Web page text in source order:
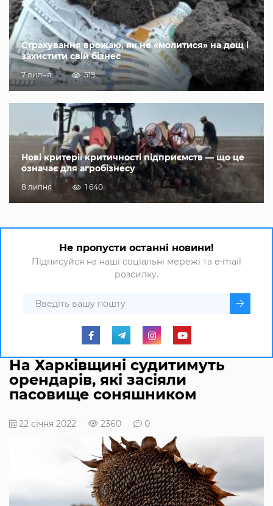
Страхування врожаю, як не «молитися» на дощ і
захистити свій бізнес
7 липня 519
Нові критерії критичності підприємств — що це
означає для агробізнесу
8 липня 1 640
Не пропусти останні новини!
Підписуйся на наші соціальні мережі та e-mail
розсилку.
На Харківщині судитимуть
орендарів, які засіяли
пасовище соняшником
22 січня 2022 2360 0